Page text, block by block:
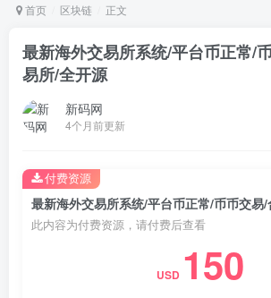
首页 区块链 正文
最新海外交易所系统/平台币正常/
易所/全开源
新码网
4个月前更新
此内容为付费资源，请付费后查看
USD 150
付费资源